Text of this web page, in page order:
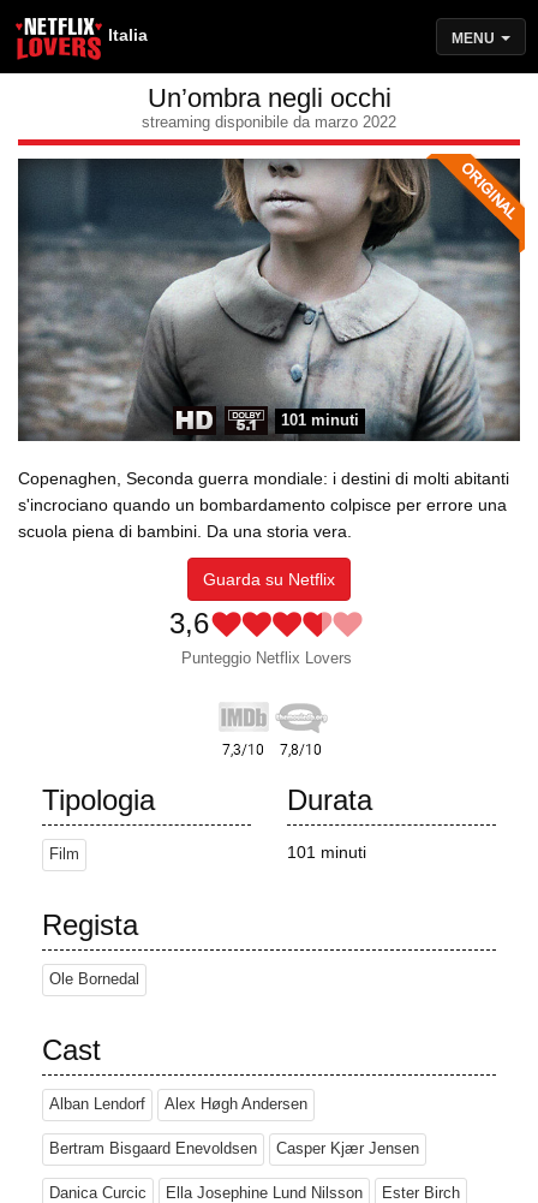
Italia MENU
Un’ombra negli occhi
streaming disponibile da marzo 2022
101 minuti
Copenaghen, Seconda guerra mondiale: i destini di molti abitanti
s'incrociano quando un bombardamento colpisce per errore una
scuola piena di bambini. Da una storia vera.
Guarda su Netflix
3,6
Punteggio Netflix Lovers
Tipologia
Film
Durata
101 minuti
Regista
Ole Bornedal
Cast
Alban Lendorf Alex Høgh Andersen
Bertram Bisgaard Enevoldsen Casper Kjær Jensen
Danica Curcic Ella Josephine Lund Nilsson Ester Birch